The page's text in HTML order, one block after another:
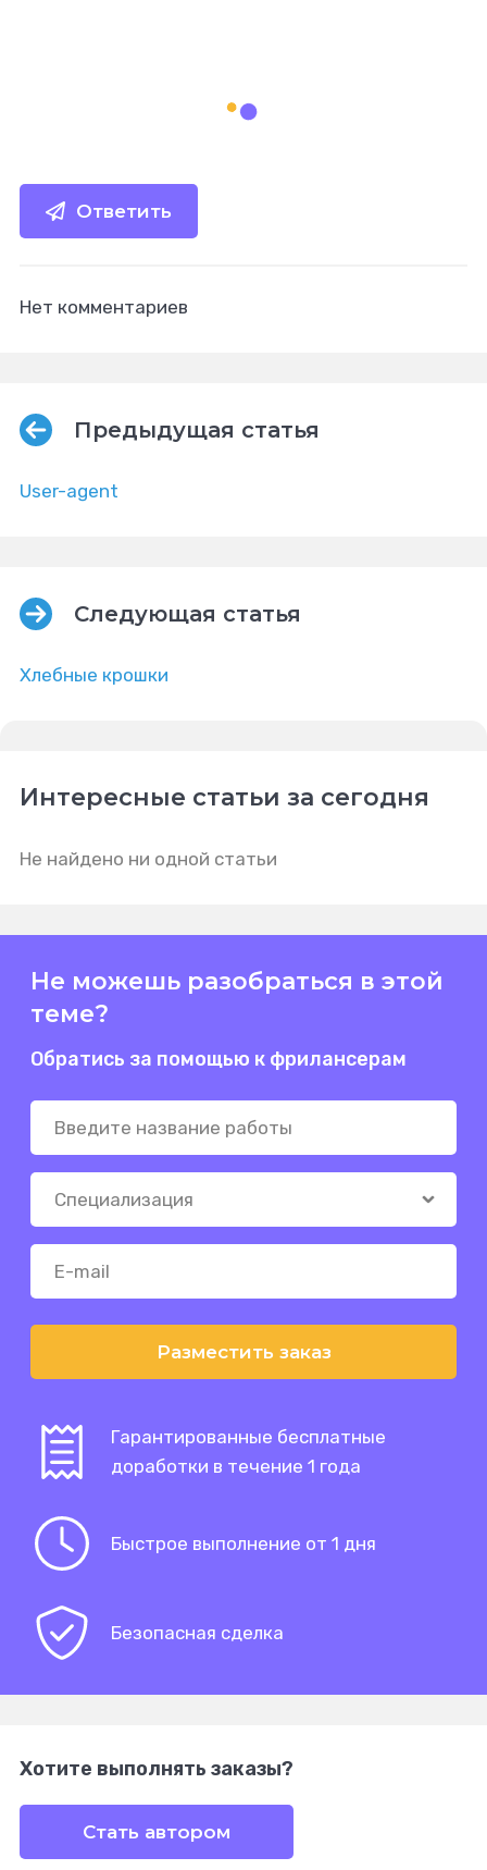
Ответить
Нет комментариев
Предыдущая статья
User-agent
Следующая статья
Хлебные крошки
Интересные статьи за сегодня
Не найдено ни одной статьи
Не можешь разобраться в этой
теме?
Обратись за помощью к фрилансерам
Разместить заказ
Гарантированные бесплатные
доработки в течение 1 года
Быстрое выполнение от 1 дня
Безопасная сделка
Хотите выполнять заказы?
Стать автором